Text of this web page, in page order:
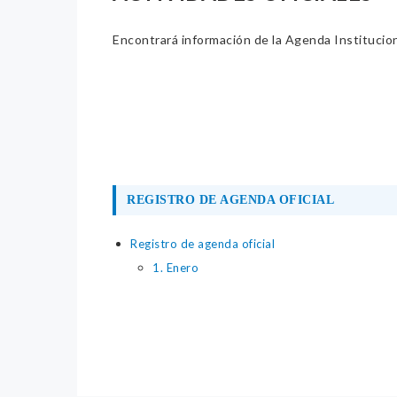
Encontrará información de la Agenda
REGISTRO DE AGENDA OFICIAL
Registro de agenda oficial
1. Enero